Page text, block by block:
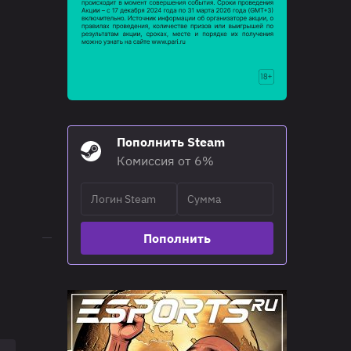
16:20 05.07.26
Misa Esports
3
WRAITH PCIFIC 2
Пополнить Steam
Комиссия от 6%
Пополнить